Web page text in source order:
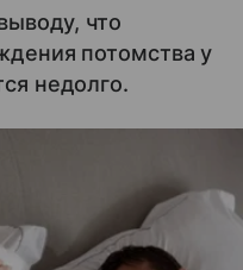
что
потомства у
недолго.